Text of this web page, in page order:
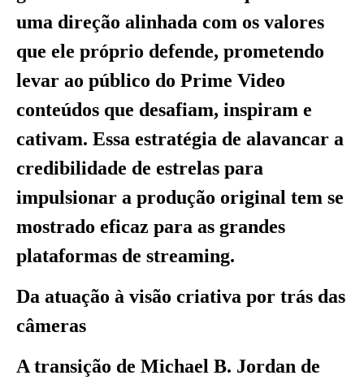
uma direção alinhada com os valores
que ele próprio defende, prometendo
levar ao público do Prime Video
conteúdos que desafiam, inspiram e
cativam. Essa estratégia de alavancar a
credibilidade de estrelas para
impulsionar a produção original tem se
mostrado eficaz para as grandes
plataformas de streaming.
Da atuação à visão criativa por trás das
câmeras
A transição de Michael B. Jordan de